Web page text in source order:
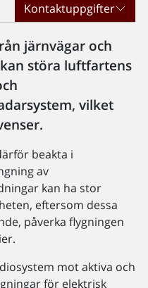
Kontaktuppgifter
järnvägar och
störa luftfartens
vilket
beakta i
av
kan ha stor
eftersom dessa
påverka flygningen
mot aktiva och
för elektrisk